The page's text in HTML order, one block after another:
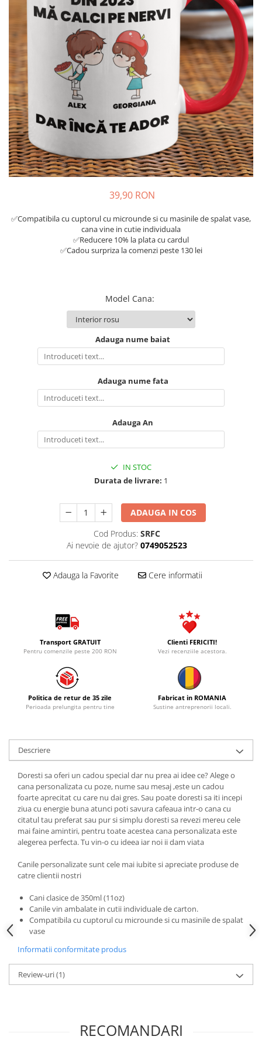
Tricouri Diverse
Tricouri Azi esti Tanar si maine...
Tricouri Motivationale
Tricouri Mamici
Tricouri Pensionari
Tricouri Animalute
Tricouri Stari
Tricouri Gameri
Tricouri Mesaje Virale
Tricouri Vesele
39,90 RON
✅Compatibila cu cuptorul cu microunde si cu masinile de spalat vase,
cana vine in cutie individuala
✅Reducere 10% la plata cu cardul
✅Cadou surpriza la comenzi peste 130 lei
Model Cana:
Adauga nume baiat
Adauga nume fata
Adauga An
IN STOC
Durata de livrare: 1
ADAUGA IN COS
Cod Produs: SRFC
Ai nevoie de ajutor? 0749052523
Adauga la Favorite Cere informatii
Transport GRATUIT
Pentru comenzile peste 200 RON
Clienti FERICITI!
Vezi recenziile acestora.
Politica de retur de 35 zile
Perioada prelungita pentru tine
Fabricat in ROMANIA
Sustine antreprenorii locali.
Descriere
Doresti sa oferi un cadou special dar nu prea ai idee ce? Alege o
cana personalizata cu poze, nume sau mesaj ,este un cadou
foarte aprecitat cu care nu dai gres. Sau poate doresti sa iti incepi
ziua cu energie buna atunci poti savura cafeaua intr-o cana cu
citatul tau preferat sau pur si simplu doresti sa revezi mereu cele
mai faine amintiri, pentru toate acestea cana personalizata este
alegerea perfecta. Tu vin-o cu ideea iar noi ii dam viata
Canile personalizate sunt cele mai iubite si apreciate produse de
catre clientii nostri
Cani clasice de 350ml (11oz)
Canile vin ambalate in cutii individuale de carton.
Compatibila cu cuptorul cu microunde si cu masinile de spalat
vase
Informatii conformitate produs
Review-uri(1)
RECOMANDARI